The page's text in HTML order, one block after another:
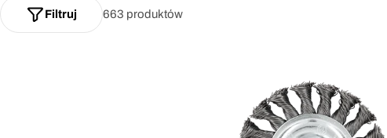
663 produktów
Filtruj